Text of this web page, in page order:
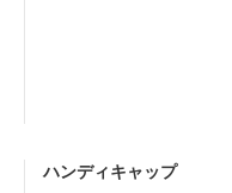
ハンディキャップ